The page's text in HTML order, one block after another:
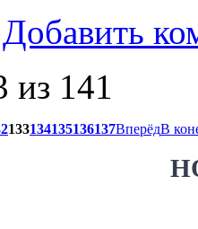
Добавить
из 141
133134135136137ВперёдВ